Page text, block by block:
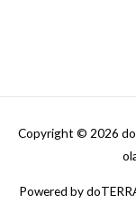
Copyright © 2026
Powered by